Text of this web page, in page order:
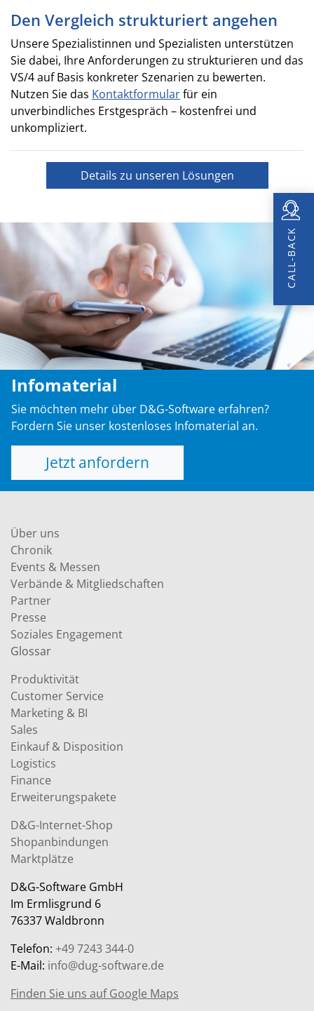
CALL-BACK
Den Vergleich strukturiert angehen
Unsere Spezialistinnen und Spezialisten unterstützen
Sie dabei, Ihre Anforderungen zu strukturieren und das
VS/4 auf Basis konkreter Szenarien zu bewerten.
Nutzen Sie das Kontaktformularfür ein
unverbindliches Erstgespräch – kostenfrei und
unkompliziert.
Details zu unseren Lösungen
Infomaterial
Sie möchten mehr über D&G-Software erfahren?
Fordern Sie unser kostenloses Infomaterial an.
Jetzt anfordern
Über uns
Chronik
Events & Messen
Verbände & Mitgliedschaften
Partner
Presse
Soziales Engagement
Glossar
Produktivität
Customer Service
Marketing & BI
Sales
Einkauf & Disposition
Logistics
Finance
Erweiterungspakete
D&G-Internet-Shop
Shopanbindungen
Marktplätze
D&G-Software GmbH
Im Ermlisgrund 6
76337 Waldbronn
Telefon: +49 7243 344-0
E-Mail: info@dug-software.de
Finden Sie uns auf Google Maps